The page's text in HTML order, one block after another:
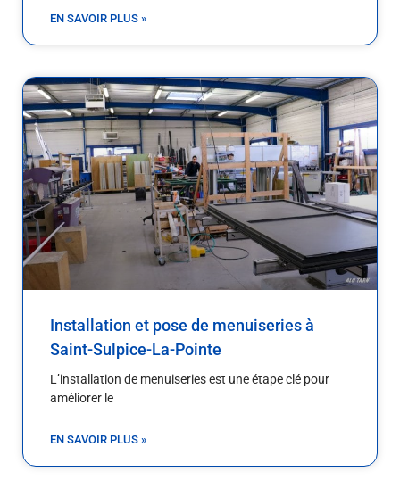
EN SAVOIR PLUS »
Installation et pose de menuiseries à
Saint-Sulpice-La-Pointe
L’installation de menuiseries est une étape clé pour
améliorer le
EN SAVOIR PLUS »